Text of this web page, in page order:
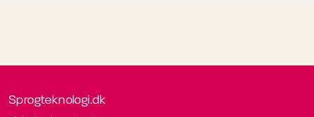
Sprogteknologi.dk